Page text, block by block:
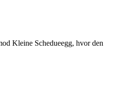
Kleine Schedueegg, hvor den